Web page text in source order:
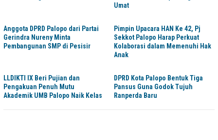
Umat
Anggota DPRD Palopo dari Partai
Gerindra Nureny Minta
Pembangunan SMP di Pesisir
Pimpin Upacara HAN Ke 42, Pj
Sekkot Palopo Harap Perkuat
Kolaborasi dalam Memenuhi Hak
Anak
LLDIKTI IX Beri Pujian dan
Pengakuan Penuh Mutu
Akademik UMB Palopo Naik Kelas
DPRD Kota Palopo Bentuk Tiga
Pansus Guna Godok Tujuh
Ranperda Baru